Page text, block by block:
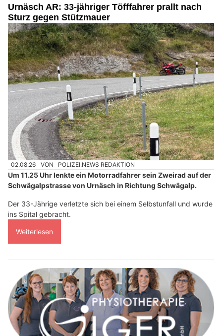
Urnäsch AR: 33-jähriger Töfffahrer prallt nach
Sturz gegen Stützmauer
02.08.26 VON POLIZEI.NEWS REDAKTION
Um 11.25 Uhr lenkte ein Motorradfahrer sein Zweirad auf der
Schwägalpstrasse von Urnäsch in Richtung Schwägalp.
Der 33-Jährige verletzte sich bei einem Selbstunfall und wurde
ins Spital gebracht.
Weiterlesen